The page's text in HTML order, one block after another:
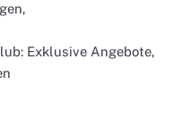
Exklusive Angebote,